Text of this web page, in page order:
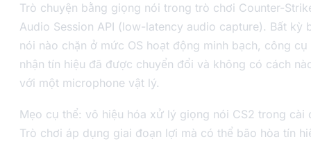
Trò chuyện bằng giọng nói trong trò chơi Counter-
Audio Session API (low-latency audio capture). Bất kỳ
nói nào chặn ở mức OS hoạt động minh bạch, công
nhận tín hiệu đã được chuyển đổi và không có cách
với một microphone vật lý.
Mẹo cụ thể: vô hiệu hóa xử lý giọng nói CS2 trong cài
Trò chơi áp dụng giai đoạn lợi mà có thể bão hòa tín